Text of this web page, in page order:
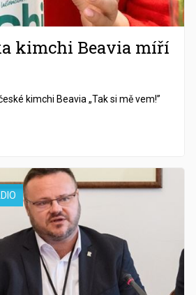
kimchi Beavia míří
kimchi Beavia „Tak si mě vem!”